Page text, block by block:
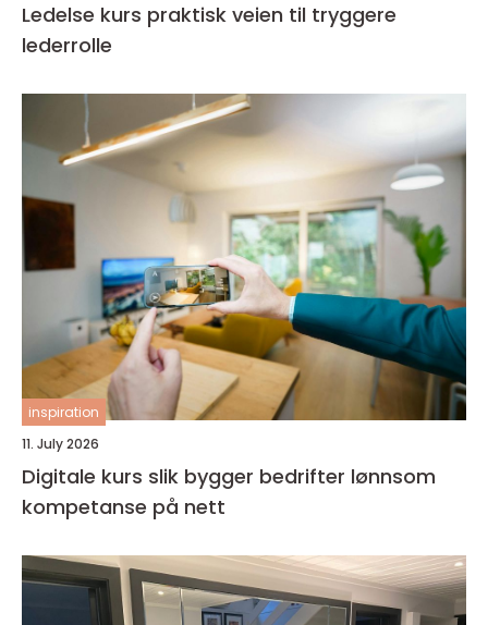
Ledelse kurs praktisk veien til tryggere
lederrolle
inspiration
11. July 2026
Digitale kurs slik bygger bedrifter lønnsom
kompetanse på nett